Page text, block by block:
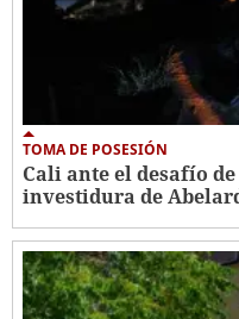
TOMA DE POSESIÓN
Cali ante el desafío
investidura de